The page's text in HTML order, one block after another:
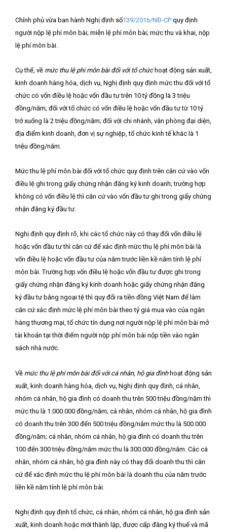
Chính phủ vừa ban hành Nghị định số139/2016/NĐ-CP quy định
người nộp lệ phí môn bài; miễn lệ phí môn bài; mức thu và khai, nộp
lệ phí môn bài.
Cụ thể, về mức thu lệ phí môn bài đối với tổ chứchoạt động sản xuất,
kinh doanh hàng hóa, dịch vụ, Nghị định quy định mức thu đối với tổ
chức có vốn điều lệ hoặc vốn đầu tư trên 10 tỷ đồng là 3 triệu
đồng/năm; đối với tổ chức có vốn điều lệ hoặc vốn đầu tư từ 10 tỷ
trở xuống là 2 triệu đồng/năm; đối với chi nhánh, văn phòng đại diện,
địa điểm kinh doanh, đơn vị sự nghiệp, tổ chức kinh tế khác là 1
triệu đồng/năm.
Mức thu lệ phí môn bài đối với tổ chức quy định trên căn cứ vào vốn
điều lệ ghi trong giấy chứng nhận đăng ký kinh doanh; trường hợp
không có vốn điều lệ thì căn cứ vào vốn đầu tư ghi trong giấy chứng
nhận đăng ký đầu tư.
Nghị định quy định rõ, khi các tổ chức này có thay đổi vốn điều lệ
hoặc vốn đầu tư thì căn cứ để xác định mức thu lệ phí môn bài là
vốn điều lệ hoặc vốn đầu tư của năm trước liền kề năm tính lệ phí
môn bài. Trường hợp vốn điều lệ hoặc vốn đầu tư được ghi trong
giấy chứng nhận đăng ký kinh doanh hoặc giấy chứng nhận đăng
ký đầu tư bằng ngoại tệ thì quy đổi ra tiền đồng Việt Nam để làm
căn cứ xác định mức lệ phí môn bài theo tỷ giá mua vào của ngân
hàng thương mại, tổ chức tín dụng nơi người nộp lệ phí môn bài mở
tài khoản tại thời điểm người nộp phí môn bài nộp tiền vào ngân
sách nhà nước.
Về mức thu lệ phí môn bài đối với cá nhân, hộ gia đìnhhoạt động sản
xuất, kinh doanh hàng hóa, dịch vụ, Nghị định quy định, cá nhân,
nhóm cá nhân, hộ gia đình có doanh thu trên 500 triệu đồng/năm thì
mức thu là 1.000.000 đồng/năm; cá nhân, nhóm cá nhân, hộ gia đình
có doanh thu trên 300 đến 500 triệu đồng/năm mức thu là 500.000
đồng/năm; cá nhân, nhóm cá nhân, hộ gia đình có doanh thu trên
100 đến 300 triệu đồng/năm mức thu là 300.000 đồng/năm. Các cá
nhân, nhóm cá nhân, hộ gia đình này có thay đổi doanh thu thì căn
cứ để xác định mức thu lệ phí môn bài là doanh thu của năm trước
liền kề năm tính lệ phí môn bài.
Nghị định quy định tổ chức, cá nhân, nhóm cá nhân, hộ gia đình sản
xuất, kinh doanh hoặc mới thành lập, được cấp đăng ký thuế và mã